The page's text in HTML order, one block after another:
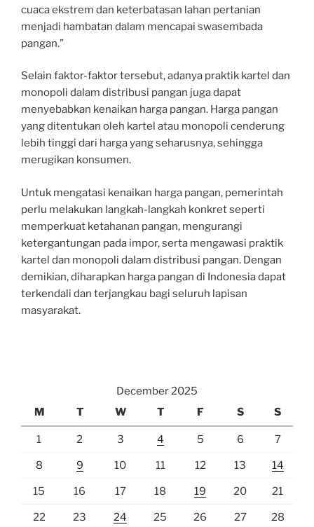
cuaca ekstrem dan keterbatasan lahan pertanian
menjadi hambatan dalam mencapai swasembada
pangan.”
Selain faktor-faktor tersebut, adanya praktik kartel dan
monopoli dalam distribusi pangan juga dapat
menyebabkan kenaikan harga pangan. Harga pangan
yang ditentukan oleh kartel atau monopoli cenderung
lebih tinggi dari harga yang seharusnya, sehingga
merugikan konsumen.
Untuk mengatasi kenaikan harga pangan, pemerintah
perlu melakukan langkah-langkah konkret seperti
memperkuat ketahanan pangan, mengurangi
ketergantungan pada impor, serta mengawasi praktik
kartel dan monopoli dalam distribusi pangan. Dengan
demikian, diharapkan harga pangan di Indonesia dapat
terkendali dan terjangkau bagi seluruh lapisan
masyarakat.
December 2025
M
T W T F S S
1 2 3 4 5 6 7
8 9 10 11 12 13 14
15 16 17 18 19 20 21
22 23 24 25 26 27 28